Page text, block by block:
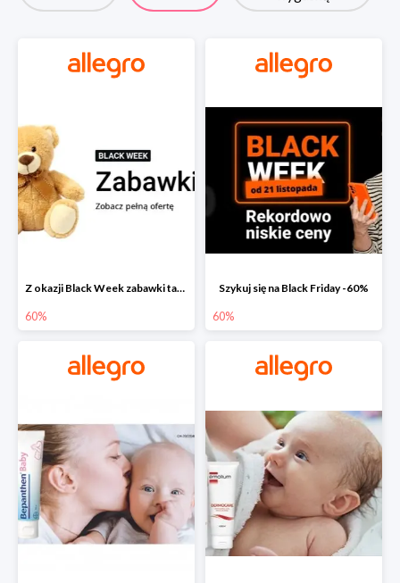
Z okazji Black Week zabawki taniej na allegro.pl
60%
Szykuj się na Black Friday -60%
60%